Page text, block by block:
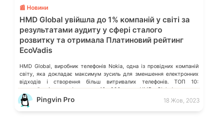
📰 Новини
HMD Global увійшла до 1% компаній у світі за
результатами аудиту у сфері сталого
розвитку та отримала Платиновий рейтинг
EcoVadis
HMD Global, виробник телефонів Nokia, одна із провідних компаній
світу, яка докладає максимум зусиль для зменшення електронних
відходів і створення більш витривалих телефонів. ТОП 10:
некитайські смартфони до 10 000 грн HMD Global починає
виробництво 5G смартфонів у Європі Представили Nokia G42 5G:
висока ремонтопридатність та 3 роки оновлень Одним із
Pingvin Pro 18 Жов, 2023